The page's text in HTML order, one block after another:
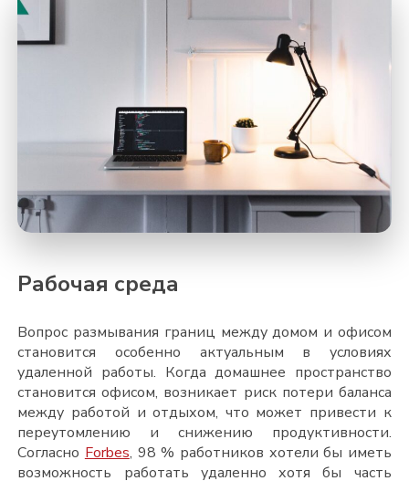
Рабочая среда
Вопрос размывания границ между домом и офисом
становится особенно актуальным в условиях
удаленной работы. Когда домашнее пространство
становится офисом, возникает риск потери баланса
между работой и отдыхом, что может привести к
переутомлению и снижению продуктивности.
Согласно Forbes, 98 % работников хотели бы иметь
возможность работать удаленно хотя бы часть